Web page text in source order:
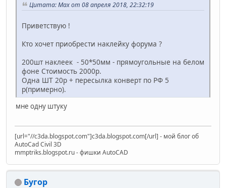
Цитата: Max от 08 апреля 2018, 22:32:19
Приветствую !
Кто хочет приобрести наклейку форума ?
200шт наклеек - 50*50мм - прямоугольные на белом
фоне Стоимость 2000р.
Одна ШТ 20р + пересылка конверт по РФ 5
р(примерно).
мне одну штуку
[url="//c3da.blogspot.com"]c3da.blogspot.com[/url] - мой блог об
AutoCad Civil 3D
mmptriks.blogspot.ru - фишки AutoCAD
Бугор